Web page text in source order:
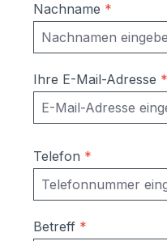
Nachname *
Ihre E-Mail-Adresse *
Telefon *
Betreff *